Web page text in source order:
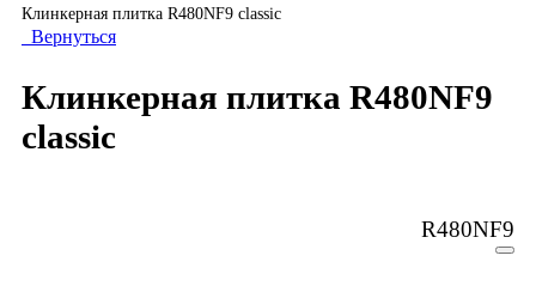
Клинкерная плитка R480NF9 classic
Вернуться
Клинкерная плитка R480NF9
classic
R480NF9